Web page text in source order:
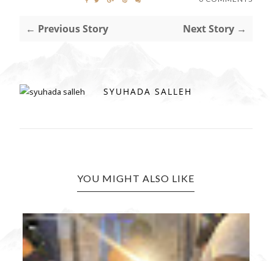
← Previous Story Next Story →
SYUHADA SALLEH
YOU MIGHT ALSO LIKE